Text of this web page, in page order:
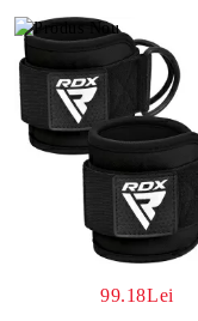
99.18Lei